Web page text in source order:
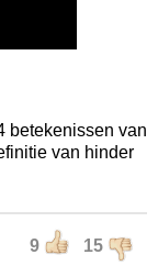
betekenissen van
van hinder
9 15